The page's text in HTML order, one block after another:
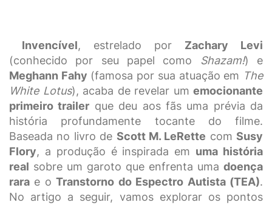
Invencível, estrelado por Zachary Levi
(conhecido por seu papel como
Shazam!) e
Meghann Fahy (famosa por sua atuação em The
White Lotus), acaba de revelar um emocionante
primeiro trailer que deu aos fãs uma prévia da
história profundamente tocante do filme.
Baseada no livro de Scott M. LeRette com Susy
Flory, a produção é inspirada em uma história
real sobre um garoto que enfrenta uma doença
rara e oTranstorno do Espectro Autista (TEA).
No artigo a seguir, vamos explorar os pontos